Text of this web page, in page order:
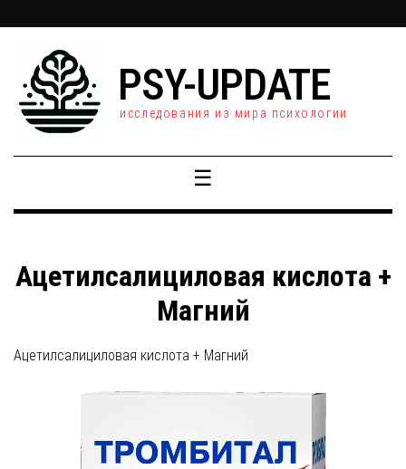
PSY-UPDATE
исследования из мира психологии
☰
Ацетилсалициловая кислота +
Магний
Ацетилсалициловая кислота + Магний